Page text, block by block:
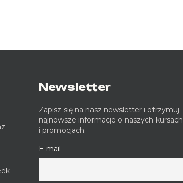
Newsletter
Zapisz się na nasz newsletter i otrzymuj
najnowsze informacje o naszych kursach
i promocjach.
E-mail